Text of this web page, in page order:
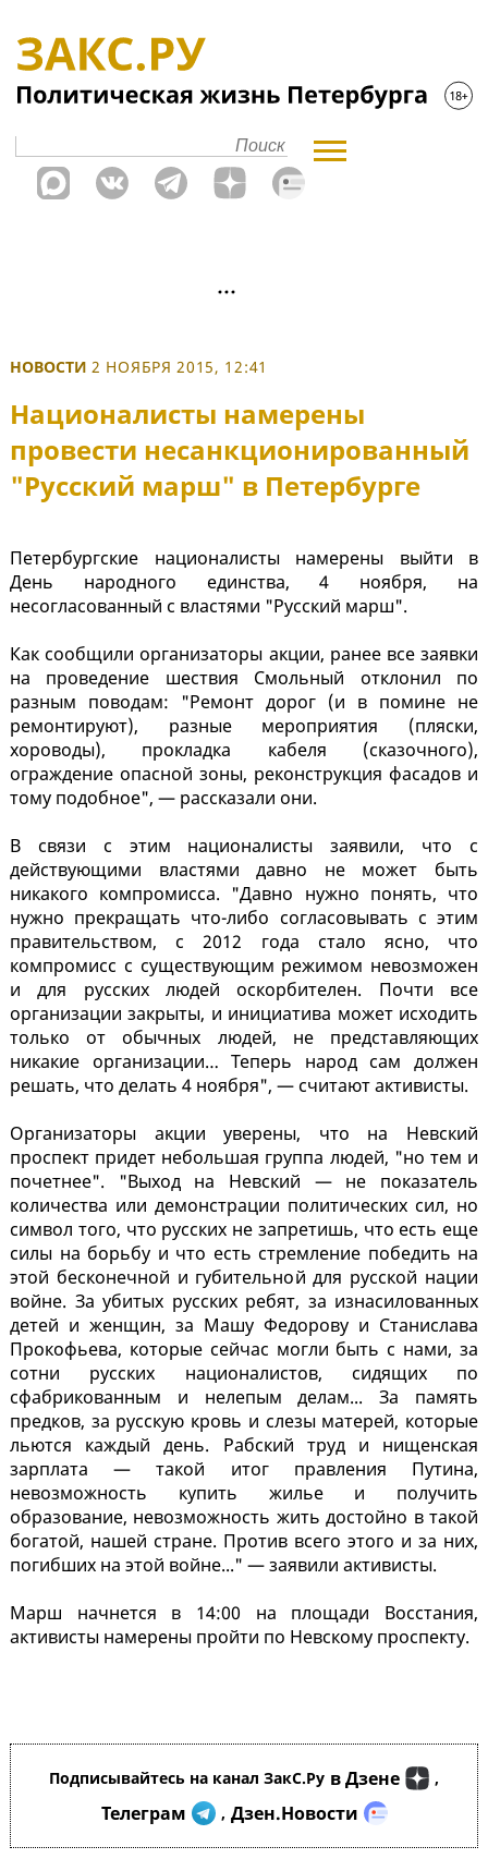
НОВОСТИ 2 НОЯБРЯ 2015, 12:41
Националисты намерены
провести несанкционированный
"Русский марш" в Петербурге
Петербургские националисты намерены выйти в
День народного единства, 4 ноября, на
несогласованный с властями "Русский марш".
Как сообщили организаторы акции, ранее все заявки
на проведение шествия Смольный отклонил по
разным поводам: "Ремонт дорог (и в помине не
ремонтируют), разные мероприятия (пляски,
хороводы), прокладка кабеля (сказочного),
ограждение опасной зоны, реконструкция фасадов и
тому подобное", — рассказали они.
В связи с этим националисты заявили, что с
действующими властями давно не может быть
никакого компромисса. "Давно нужно понять, что
нужно прекращать что-либо согласовывать с этим
правительством, с 2012 года стало ясно, что
компромисс с существующим режимом невозможен
и для русских людей оскорбителен. Почти все
организации закрыты, и инициатива может исходить
только от обычных людей, не представляющих
никакие организации… Теперь народ сам должен
решать, что делать 4 ноября", — считают активисты.
Организаторы акции уверены, что на Невский
проспект придет небольшая группа людей, "но тем и
почетнее". "Выход на Невский — не показатель
количества или демонстрации политических сил, но
символ того, что русских не запретишь, что есть еще
силы на борьбу и что есть стремление победить на
этой бесконечной и губительной для русской нации
войне. За убитых русских ребят, за изнасилованных
детей и женщин, за Машу Федорову и Станислава
Прокофьева, которые сейчас могли быть с нами, за
сотни русских националистов, сидящих по
сфабрикованным и нелепым делам... За память
предков, за русскую кровь и слезы матерей, которые
льются каждый день. Рабский труд и нищенская
зарплата — такой итог правления Путина,
невозможность купить жилье и получить
образование, невозможность жить достойно в такой
богатой, нашей стране. Против всего этого и за них,
погибших на этой войне..." — заявили активисты.
Марш начнется в 14:00 на площади Восстания,
активисты намерены пройти по Невскому проспекту.
Подписывайтесь на канал ЗакС.Ру в Дзене ,
Телеграм , Дзен.Новости